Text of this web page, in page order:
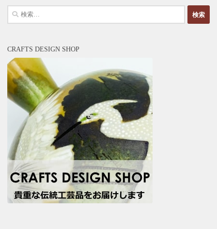
検
索:
CRAFTS DESIGN SHOP